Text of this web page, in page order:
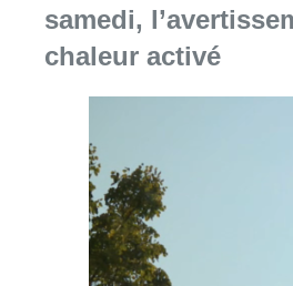
samedi,
chaleur activé